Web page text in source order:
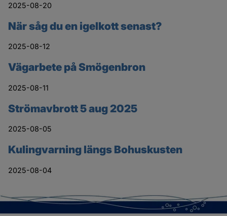
2025-08-20
När såg du en igelkott senast?
2025-08-12
Vägarbete på Smögenbron
2025-08-11
Strömavbrott 5 aug 2025
2025-08-05
Kulingvarning längs Bohuskusten
2025-08-04